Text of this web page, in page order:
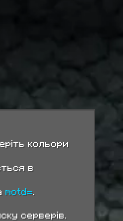
кольори
в
motd=.
серверів.